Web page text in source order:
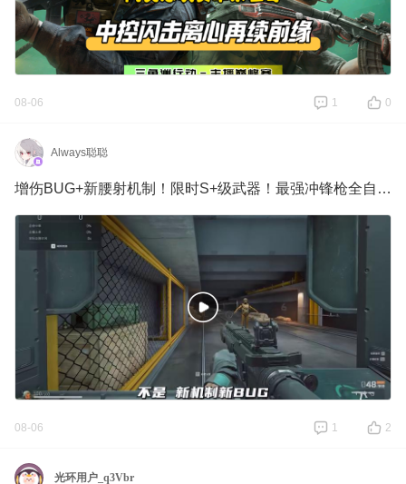
08-06 1 0
Always聪聪
增伤BUG+新腰射机制！限时S+级武器！最强冲锋枪全自动MK4优缺点介绍与改法教学！
08-06 1 2
光环用户_q3Vbr